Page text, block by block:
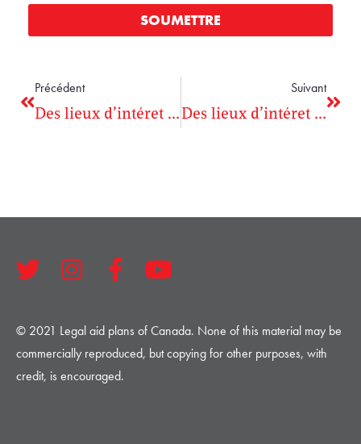
SOUMETTRE
Précédent
Des lieux d’intéret de partout au Canada s’appretent à célébrer la Journée des avocats de service
Suivant
Des lieux d’intéret de partout au Canada s’appretent à célébrer la Journée des avocats de service 2023
© 2021 Legal aid plans of Canada. None of this material may be
commercially reproduced, but copying for other purposes, with
credit, is encouraged.